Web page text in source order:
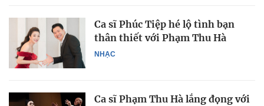
NHẠC
Ca sĩ Phúc Tiệp hé lộ tình bạn
thân thiết với Phạm Thu Hà
Ca sĩ Phạm Thu Hà lắng đọng với